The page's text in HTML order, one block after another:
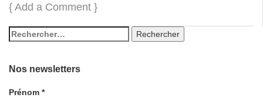
{ Add a Comment }
Nos newsletters
Prénom *